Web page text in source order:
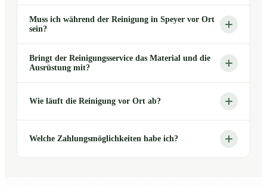
Muss ich während der Reinigung in Speyer vor Ort
sein?
Bringt der Reinigungsservice das Material und die
Ausrüstung mit?
Wie läuft die Reinigung vor Ort ab?
Welche Zahlungsmöglichkeiten habe ich?